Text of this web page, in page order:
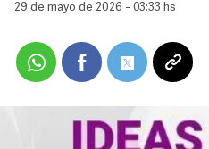
29 de mayo de 2026 - 03:33 hs